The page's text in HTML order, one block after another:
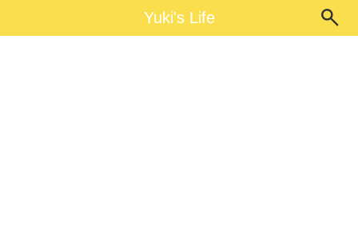
Yuki's LifeYuki's Life